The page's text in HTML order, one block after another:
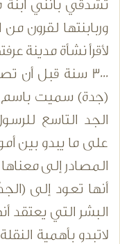
تشدقي بأنني ابنة
وربابنتها لقرون من
لأقرأ نشأة مدينة
3000 سنة قبل
(جدة) سميت باسم
الجد التاسع
على ما يبدو بين
المصادر إلى
أنها تعود إلى
البشر التي يعتقد
لاتبدو بأهمية